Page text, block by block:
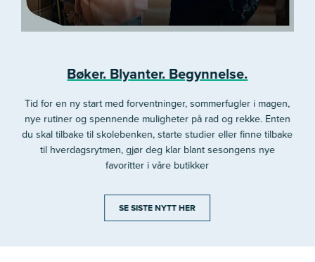
Bøker. Blyanter. Begynnelse.
Tid for en ny start med forventninger, sommerfugler i magen,
nye rutiner og spennende muligheter på rad og rekke. Enten
du skal tilbake til skolebenken, starte studier eller finne tilbake
til hverdagsrytmen, gjør deg klar blant sesongens nye
favoritter i våre butikker
SE SISTE NYTT HER